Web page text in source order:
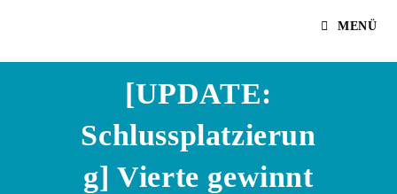
MENÜ
[UPDATE:
Schlussplatzierun
g] Vierte gewinnt